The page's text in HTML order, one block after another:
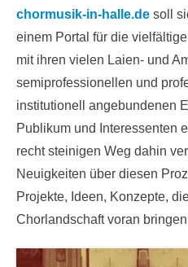
chormusik-in-halle.de soll
einem Portal für die
mit ihren vielen Laien- und
semiprofessionellen und
institutionell angebundenen
Publikum und Interessenten
recht steinigen Weg dahin
Neuigkeiten über diesen
Projekte, Ideen, Konzepte,
Chorlandschaft voran